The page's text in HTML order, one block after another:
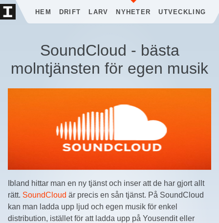
HEM DRIFT LARV NYHETER UTVECKLING
SoundCloud - bästa
molntjänsten för egen musik
Ibland hittar man en ny tjänst och inser att de har gjort allt
rätt. SoundCloud är precis en sån tjänst. På SoundCloud
kan man ladda upp ljud och egen musik för enkel
distribution, istället för att ladda upp på Yousendit eller